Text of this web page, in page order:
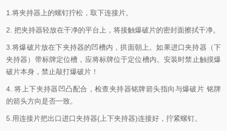
1.将夹持器上的螺钉拧松，取下连接片。
2. 把夹持器轻放在干净的平台上，将接触爆破片的密封面擦拭干净。
3.将爆破片放在下夹持器的凹槽内，拱面朝上。如果进口夹持器（下
夹持器）带标牌定位槽，应将标牌位于定位槽内。安装时禁止触摸爆
破片本身，禁止敲打爆破片！
4. 将上下夹持器凹凸配合，检查夹持器铭牌箭头指向与爆破片 铭牌
的箭头方向是否一致。
5.用连接片把出口进口夹持器(上下夹持器)连接好，拧紧螺钉。